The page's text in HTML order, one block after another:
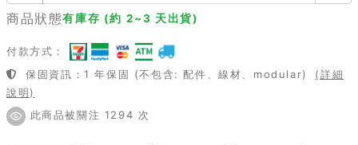
商品狀態有庫存 (約 2~3 天出貨)
付款方式：
保固資訊：1 年保固 (不包含: 配件、線材、modular)
(詳細
說明)
此商品被關注 1294 次